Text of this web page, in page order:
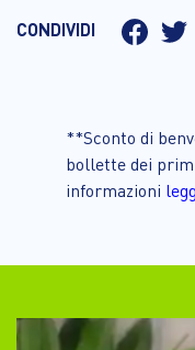
CONDIVIDI
**Sconto di
bollette dei
informazioni